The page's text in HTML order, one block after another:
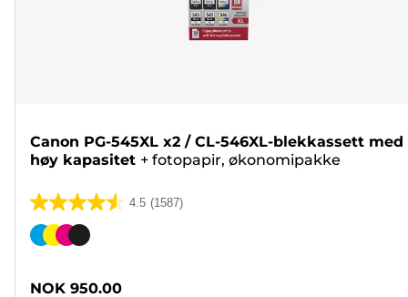
Canon PG-545XL x2 / CL-546XL-blekkassett med
høy kapasitet + fotopapir, økonomipakke
4.5 (1587)
4.5
av
Fargekassett
NOK 950.00